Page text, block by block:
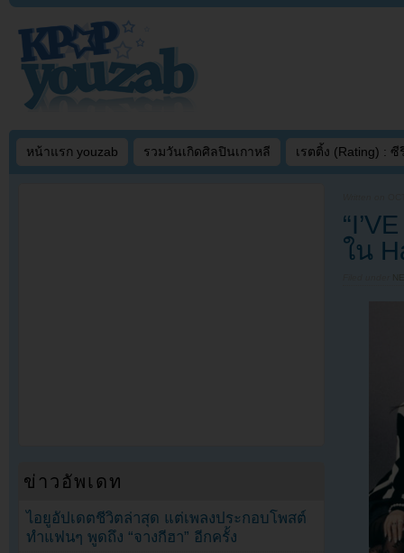
หน้าแรก youzab รวมวันเกิดศิลปินเกาหลี เรตติ้ง (Rating) : ซี
ใน
ข่าวอัพเดท
ไอยูอัปเดตชีวิตล่าสุด แต่เพลงประกอบโพสต์
ทำแฟนๆ พูดถึง “จางกีฮา” อีกครั้ง